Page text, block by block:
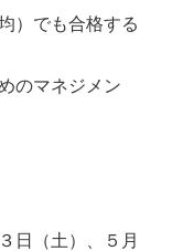
）でも合格する
のマネジメン
日（土）、５月